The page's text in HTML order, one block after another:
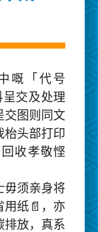
嘅「代号
交及处理
交图则同文
枱头部打印
收孝敬悭
毋须亲身将
用纸📄，亦
排放，真系